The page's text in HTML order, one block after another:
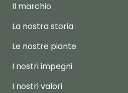
Il marchio
La nostra storia
Le nostre piante
I nostri impegni
I nostri valori